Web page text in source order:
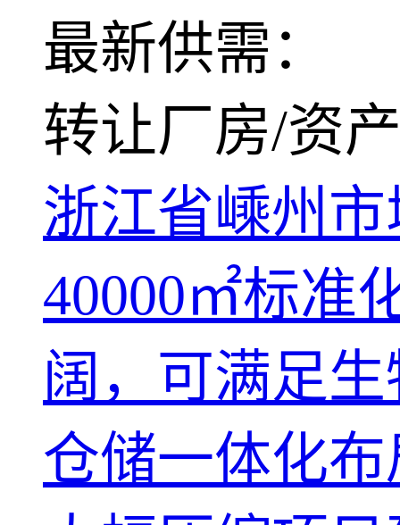
最新供需：
转让厂房/资
浙江省嵊州
40000㎡标准
阔，可满足
仓储一体化